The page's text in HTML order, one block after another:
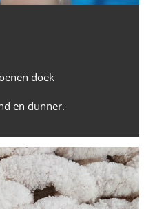
doek
en dunner.